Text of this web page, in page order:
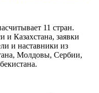
11 стран.
Казахстана, заявки
и наставники из
Молдовы, Сербии,